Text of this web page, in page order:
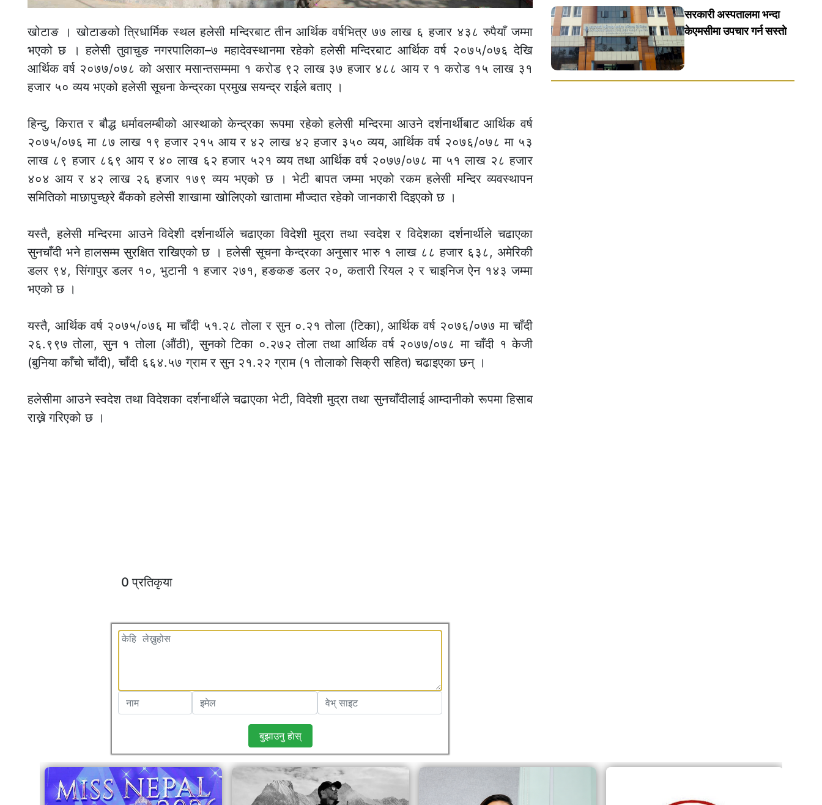
खोटाङ । खोटाङको त्रिधार्मिक स्थल हलेसी मन्दिरबाट तीन आर्थिक वर्षभित्र ७७ लाख ६ हजार ४३८ रुपैयाँ जम्मा
भएको छ । हलेसी तुवाचुङ नगरपालिका–७ महादेवस्थानमा रहेको हलेसी मन्दिरबाट आर्थिक वर्ष २०७५/०७६ देखि
आर्थिक वर्ष २०७७/०७८ को असार मसान्तसम्ममा १ करोड ९२ लाख ३७ हजार ४८८ आय र १ करोड १५ लाख ३१
हजार ५० व्यय भएको हलेसी सूचना केन्द्रका प्रमुख सयन्द्र राईले बताए ।
हिन्दु, किरात र बौद्ध धर्मावलम्बीको आस्थाको केन्द्रका रूपमा रहेको हलेसी मन्दिरमा आउने दर्शनार्थीबाट आर्थिक वर्ष
२०७५/०७६ मा ८७ लाख १९ हजार २१५ आय र ४२ लाख ४२ हजार ३५० व्यय, आर्थिक वर्ष २०७६/०७८ मा ५३
लाख ८९ हजार ८६९ आय र ४० लाख ६२ हजार ५२१ व्यय तथा आर्थिक वर्ष २०७७/०७८ मा ५१ लाख २८ हजार
४०४ आय र ४२ लाख २६ हजार १७९ व्यय भएको छ । भेटी बापत जम्मा भएको रकम हलेसी मन्दिर व्यवस्थापन
समितिको माछापुच्छ्रे बैंकको हलेसी शाखामा खोलिएको खातामा मौज्दात रहेको जानकारी दिइएको छ ।
यस्तै, हलेसी मन्दिरमा आउने विदेशी दर्शनार्थीले चढाएका विदेशी मुद्रा तथा स्वदेश र विदेशका दर्शनार्थीले चढाएका
सुनचाँदी भने हालसम्म सुरक्षित राखिएको छ । हलेसी सूचना केन्द्रका अनुसार भारु १ लाख ८८ हजार ६३८, अमेरिकी
डलर ९४, सिंगापुर डलर १०, भुटानी १ हजार २७१, हङकङ डलर २०, कतारी रियल २ र चाइनिज ऐन १४३ जम्मा
भएको छ ।
यस्तै, आर्थिक वर्ष २०७५/०७६ मा चाँदी ५१.२८ तोला र सुन ०.२१ तोला (टिका), आर्थिक वर्ष २०७६/०७७ मा चाँदी
२६.९९७ तोला, सुन १ तोला (औंठी), सुनको टिका ०.२७२ तोला तथा आर्थिक वर्ष २०७७/०७८ मा चाँदी १ केजी
(बुनिया काँचो चाँदी), चाँदी ६६४.५७ ग्राम र सुन २१.२२ ग्राम (१ तोलाको सिक्री सहित) चढाइएका छन् ।
हलेसीमा आउने स्वदेश तथा विदेशका दर्शनार्थीले चढाएका भेटी, विदेशी मुद्रा तथा सुनचाँदीलाई आम्दानीको रूपमा हिसाब
राख्ने गरिएको छ ।
0 प्रतिकृया
बुझाउनु हाेस्
सरकारी अस्पतालमा भन्दा
केएमसीमा उपचार गर्न सस्ताे